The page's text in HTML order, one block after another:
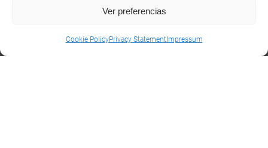
Ver preferencias
Cookie PolicyPrivacy StatementImpressum
se hace a medida según sus necesidades.